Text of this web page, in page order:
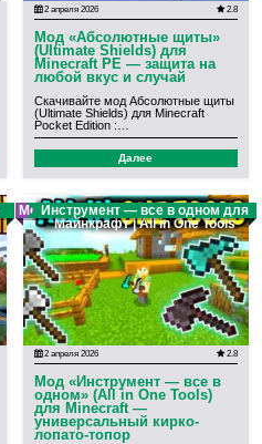
2 апреля 2026 2.8
Мод «Абсолютные щиты»
(Ultimate Shields) для
Minecraft PE — защита на
любой вкус и случай
Скачивайте мод Абсолютные щиты
(Ultimate Shields) для Minecraft
Pocket Edition :…
Далее
МодИнструмент — все в одном для
Майнкрафт | All in One Tools
2 апреля 2026 2.8
Мод «Инструмент — все в
одном» (All in One Tools)
для Minecraft —
универсальный кирко-
лопато-топор